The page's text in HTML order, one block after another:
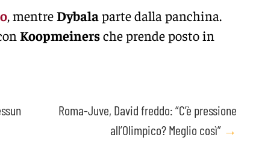
, mentreDybalaparte dalla panchina.
Koopmeinersche prende posto in
Roma-Juve, David freddo: “C’è pressione
all’Olimpico? Meglio così” →